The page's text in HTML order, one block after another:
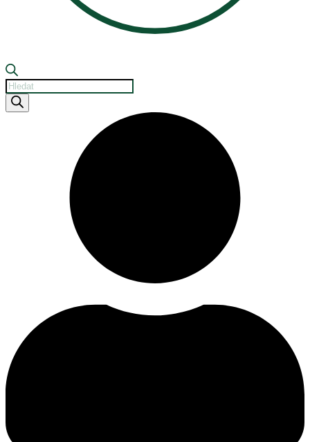
Products
search